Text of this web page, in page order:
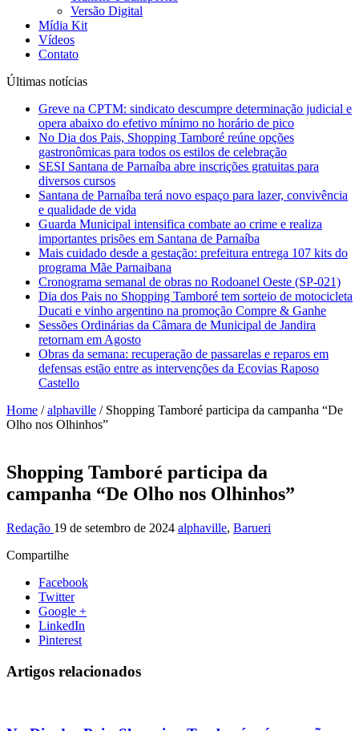
Versão Digital
Mídia Kit
Vídeos
Contato
Últimas notícias
Greve na CPTM: sindicato descumpre determinação judicial e
opera abaixo do efetivo mínimo no horário de pico
No Dia dos Pais, Shopping Tamboré reúne opções
gastronômicas para todos os estilos de celebração
SESI Santana de Parnaíba abre inscrições gratuitas para
diversos cursos
Santana de Parnaíba terá novo espaço para lazer, convivência
e qualidade de vida
Guarda Municipal intensifica combate ao crime e realiza
importantes prisões em Santana de Parnaíba
Mais cuidado desde a gestação: prefeitura entrega 107 kits do
programa Mãe Parnaibana
Cronograma semanal de obras no Rodoanel Oeste (SP-021)
Dia dos Pais no Shopping Tamboré tem sorteio de motocicleta
Ducati e vinho argentino na promoção Compre & Ganhe
Sessões Ordinárias da Câmara de Municipal de Jandira
retornam em Agosto
Obras da semana: recuperação de passarelas e reparos em
defensas estão entre as intervenções da Ecovias Raposo
Castello
Home / alphaville / Shopping Tamboré participa da campanha “De
Olho nos Olhinhos”
Shopping Tamboré participa da
campanha “De Olho nos Olhinhos”
Redação 19 de setembro de 2024 alphaville, Barueri
Compartilhe
Facebook
Twitter
Google +
LinkedIn
Pinterest
Artigos relacionados